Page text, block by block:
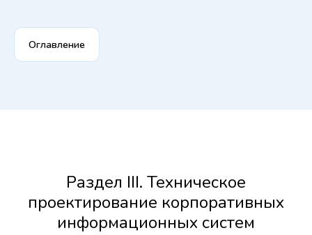
Оглавление
Раздел III. Техническое
проектирование корпоративных
информационных систем